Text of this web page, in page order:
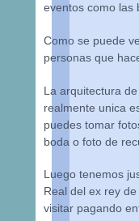
eventos como las
Como se puede
personas que
La arquitectura
realmente unica
puedes tomar
boda o foto de
Luego tenemos
Real del ex rey
visitar pagando